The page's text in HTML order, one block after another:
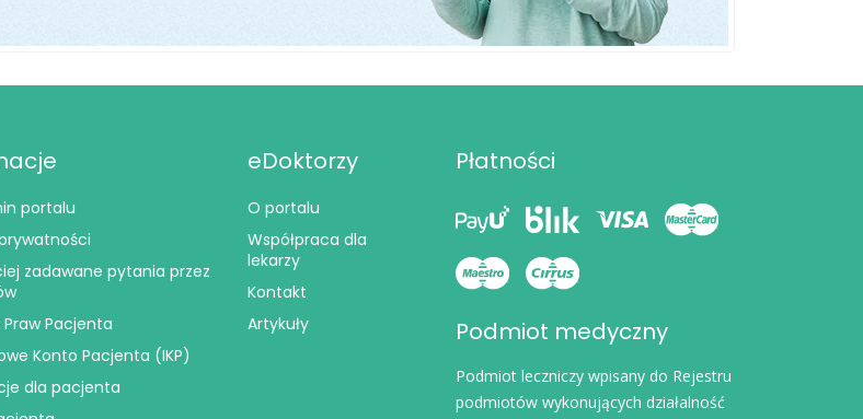
portalu
zadawane pytania przez
Praw Pacjenta
Konto Pacjenta (IKP)
dla pacjenta
eDoktorzy
O portalu
Współpraca dla
lekarzy
Kontakt
Artykuły
Płatności
Podmiot medyczny
Podmiot leczniczy wpisany do Rejestru
podmiotów wykonujących działalność